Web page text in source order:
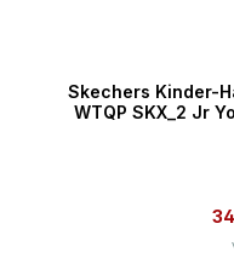
Skechers Kinder-
WTQP SKX_2 Jr